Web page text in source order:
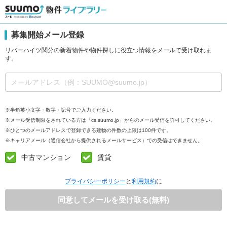
募集開始メール登録
リバーハイツ関分の新着物件や物件探しに役立つ情報をメールで受け取れま
す。
※半角英小文字・数字・記号でご入力ください。
※メール受信制限をされている方は「cs.suumo.jp」からのメール受信を許可してください。
※ひとつのメールアドレスで登録できる建物の件数の上限は100件です。
※キャリアメール（通信会社から提供されるメールサービス）での受信はできません。
中古マンション 賃貸
プライバシーポリシー と 利用規約に
同意してメールを受け取る(無料)